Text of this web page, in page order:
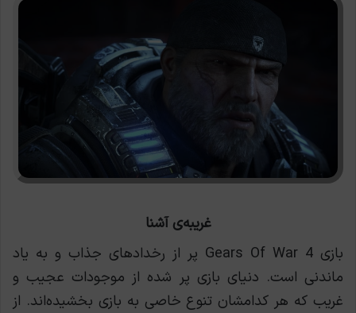
غریبه‌ی آشنا
بازی Gears Of War 4 پر از رخدادهای جذاب و به یاد
ماندنی است. دنیای بازی پر شده از موجودات عجیب و
غریب که هر کدامشان تنوع خاصی به بازی بخشیده‌اند. از